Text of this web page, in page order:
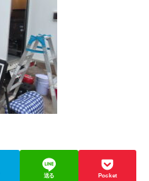
送る Pocket